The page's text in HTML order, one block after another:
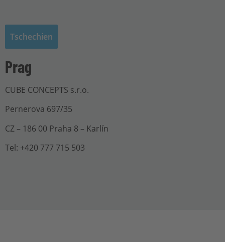
Tschechien
Prag
CUBE CONCEPTS s.r.o.
Pernerova 697/35
CZ – 186 00 Praha 8 – Karlín
Tel: +420 777 715 503